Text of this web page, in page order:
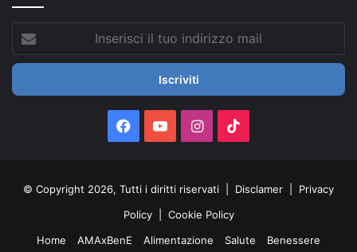
tuo
mail
Facebook
You Instagram
© Copyright 2026, Tutti i diritti riservati | Disclamer
Privacy
Policy
Cookie Policy
Home
AMAxBenE Alimentazione Salute Benessere